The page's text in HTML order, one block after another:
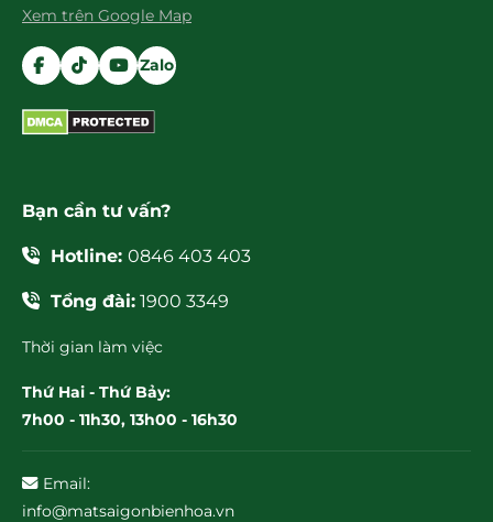
Xem trên Google Map
Zalo
Bạn cần tư vấn?
Hotline: 0846 403 403
Tổng đài: 1900 3349
Thời gian làm việc
Thứ Hai - Thứ Bảy:
7h00 - 11h30, 13h00 - 16h30
Email:
info@matsaigonbienhoa.vn